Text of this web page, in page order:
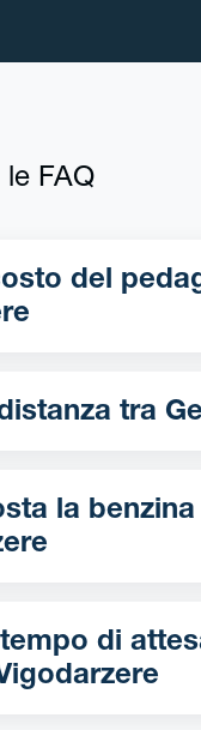
FAQ
del pedaggio tra
la benzina per
tempo di